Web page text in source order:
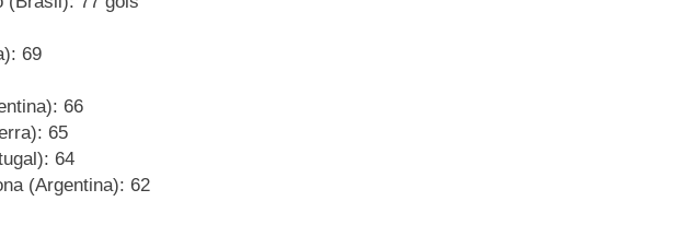
69
66
65
64
(Argentina): 62